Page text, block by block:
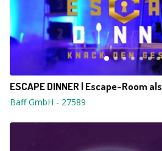
ESCAPE DINNER | Escape-Room
Baff GmbH - 27589